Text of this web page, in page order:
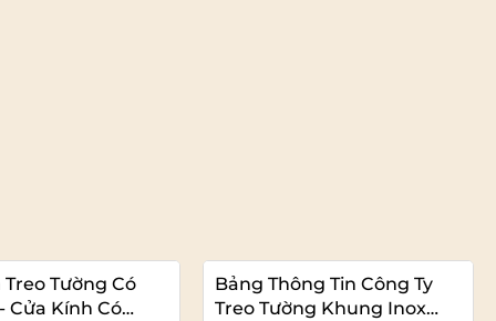
Treo Tường Có
Cửa Kính Có
Bảng Thông Tin Công Ty
Treo Tường Khung Inox